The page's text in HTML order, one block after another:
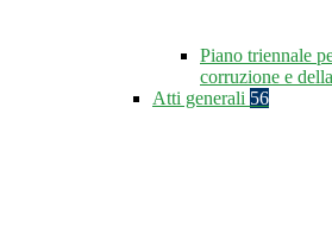
Piano triennale
corruzione e
Atti generali 56